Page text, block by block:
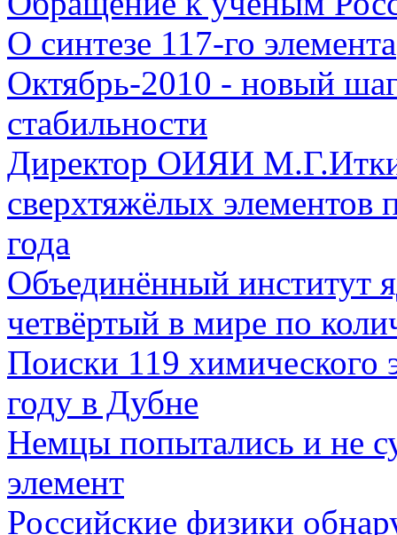
О синтезе 117-го элемента
Октябрь-2010 - новый
стабильности
Директор ОИЯИ
сверхтяжёлых
года
Объединённый институт
четвёртый в мире по
Поиски 119 химического
году в Дубне
Немцы попытались и не
элемент
Российские физики